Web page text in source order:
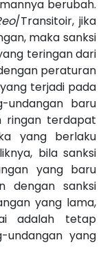
berubah.
/Transitoir, jika
maka sanksi
teringan dari
peraturan
terjadi pada
undangan baru
ringan terdapat
yang berlaku
bila sanksi
yang baru
dengan sanksi
yang lama,
adalah tetap
undangan yang